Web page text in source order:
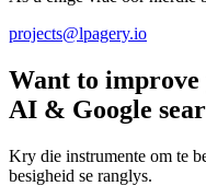
projects@lpagery.io
Want to
AI & Google
Kry die instrumente om te
besigheid se ranglys.